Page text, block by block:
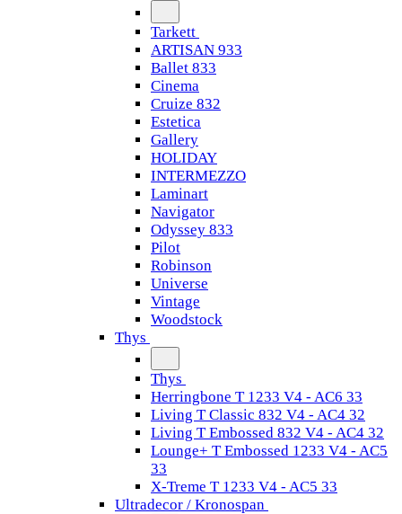
Tarkett
ARTISAN 933
Ballet 833
Cinema
Cruize 832
Estetica
Gallery
HOLIDAY
INTERMEZZO
Laminart
Navigator
Odyssey 833
Pilot
Robinson
Universe
Vintage
Woodstock
Thys
Thys
Herringbone T 1233 V4 - AC6 33
Living T Classic 832 V4 - AC4 32
Living T Embossed 832 V4 - AC4 32
Lounge+ T Embossed 1233 V4 - AC5
33
X-Treme T 1233 V4 - AC5 33
Ultradecor / Kronospan